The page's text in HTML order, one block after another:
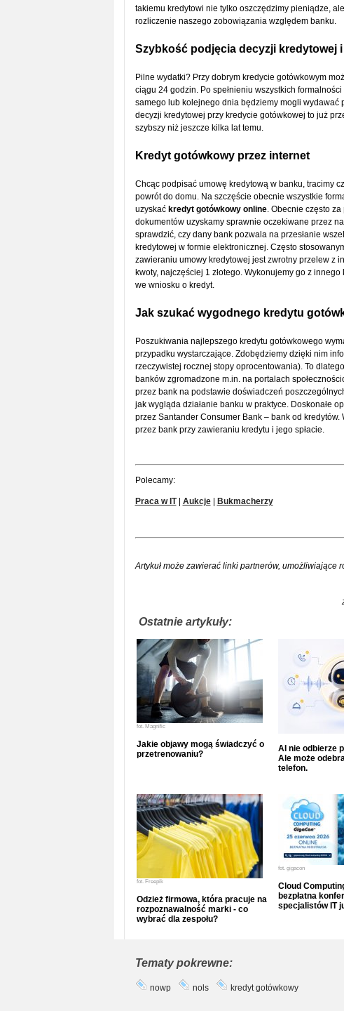
takiemu kredytowi nie tylko oszczędzimy pieniądze,
rozliczenie naszego zobowiązania względem banku.
Szybkość podjęcia decyzji kredytowej
Pilne wydatki? Przy dobrym kredycie gotówkowym
ciągu 24 godzin. Po spełnieniu wszystkich
samego lub kolejnego dnia będziemy mogli
decyzji kredytowej przy kredycie gotówkowej to już
szybszy niż jeszcze kilka lat temu.
Kredyt gotówkowy przez internet
Chcąc podpisać umowę kredytową w banku, tracimy
powrót do domu. Na szczęście obecnie wszystkie
uzyskać kredyt gotówkowy online. Obecnie często
dokumentów uzyskamy sprawnie oczekiwane przez
sprawdzić, czy dany bank pozwala na przesłanie
kredytowej w formie elektronicznej. Często
zawieraniu umowy kredytowej jest zwrotny przelew z
kwoty, najczęściej 1 złotego. Wykonujemy go z
we wniosku o kredyt.
Jak szukać wygodnego kredytu
Poszukiwania najlepszego kredytu gotówkowego
przypadku wystarczające. Zdobędziemy dzięki nim
rzeczywistej rocznej stopy oprocentowania). To
banków zgromadzone m.in. na portalach
przez bank na podstawie doświadczeń
jak wygląda działanie banku w praktyce. Doskonałe
przez Santander Consumer Bank – bank od
przez bank przy zawieraniu kredytu i jego spłacie.
Polecamy:
Praca w IT| Aukcje| Bukmacherzy
Artykuł może zawierać linki partnerów, umożliwiające
Ostatnie artykuły:
fot. Magnific
Jakie objawy mogą świadczyć o
przetrenowaniu?
AI nie odbierze
Ale może
telefon.
fot. Freepik
Odzież firmowa, która pracuje na
rozpoznawalność marki - co
wybrać dla zespołu?
fot. gigacon
Cloud
bezpłatna
specjalistów IT
Tematy pokrewne:
nowp nols kredyt gotówkowy